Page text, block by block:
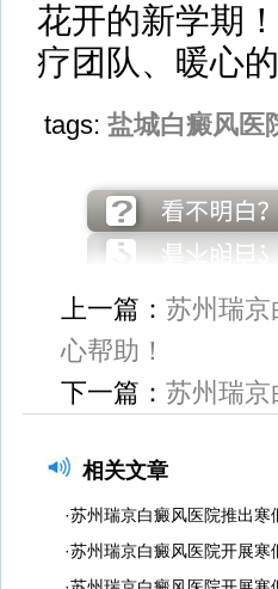
花开的新学期
疗团队、暖心
tags:盐城白癜风医
上一篇： 苏州瑞
心帮助！
下一篇： 苏州瑞
相关文章
·苏州瑞京白癜风医院推出寒
·苏州瑞京白癜风医院开展寒